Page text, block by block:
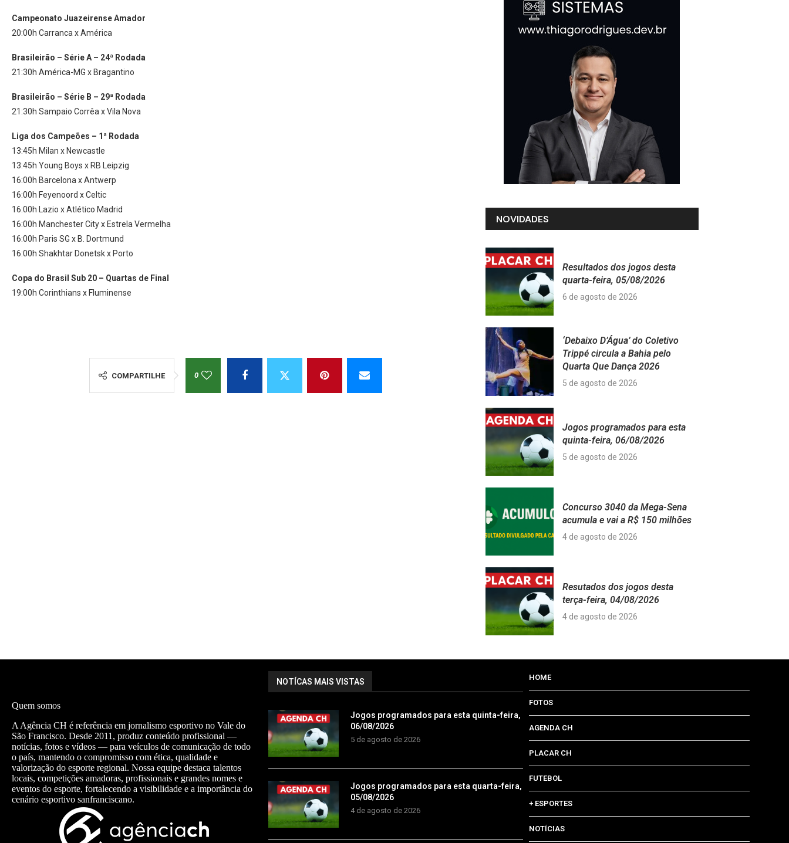
Campeonato Juazeirense Amador
20:00h Carranca x América
Brasileirão – Série A – 24ª Rodada
21:30h América-MG x Bragantino
Brasileirão – Série B – 29ª Rodada
21:30h Sampaio Corrêa x Vila Nova
Liga dos Campeões – 1ª Rodada
13:45h Milan x Newcastle
13:45h Young Boys x RB Leipzig
16:00h Barcelona x Antwerp
16:00h Feyenoord x Celtic
16:00h Lazio x Atlético Madrid
16:00h Manchester City x Estrela Vermelha
16:00h Paris SG x B. Dortmund
16:00h Shakhtar Donetsk x Porto
Copa do Brasil Sub 20 – Quartas de Final
19:00h Corinthians x Fluminense
COMPARTILHE 0
NOVIDADES
Resultados dos jogos desta
quarta-feira, 05/08/2026
6 de agosto de 2026
‘Debaixo D’Água’ do Coletivo
Trippé circula a Bahia pelo
Quarta Que Dança 2026
5 de agosto de 2026
Jogos programados para esta
quinta-feira, 06/08/2026
5 de agosto de 2026
Concurso 3040 da Mega-Sena
acumula e vai a R$ 150 milhões
4 de agosto de 2026
Resutados dos jogos desta
terça-feira, 04/08/2026
4 de agosto de 2026
Quem somos
A Agência CH é referência em jornalismo esportivo no Vale do
São Francisco. Desde 2011, produz conteúdo profissional —
notícias, fotos e vídeos — para veículos de comunicação de todo
o país, mantendo o compromisso com ética, qualidade e
valorização do esporte regional. Nossa equipe destaca talentos
locais, competições amadoras, profissionais e grandes nomes e
eventos do esporte, fortalecendo a visibilidade e a importância do
cenário esportivo sanfranciscano.
NOTÍCAS MAIS VISTAS
Jogos programados para esta quinta-feira,
06/08/2026
5 de agosto de 2026
Jogos programados para esta quarta-feira,
05/08/2026
4 de agosto de 2026
HOME
FOTOS
AGENDA CH
PLACAR CH
FUTEBOL
+ ESPORTES
NOTÍCIAS